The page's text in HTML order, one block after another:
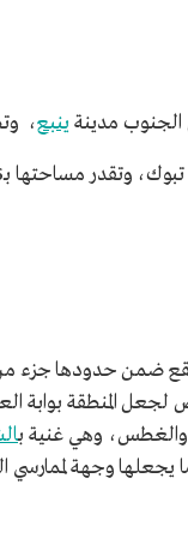
مدينة ينبع،
ضمن حدودها جزء
المنطقة بوابة
وهي غنية ب